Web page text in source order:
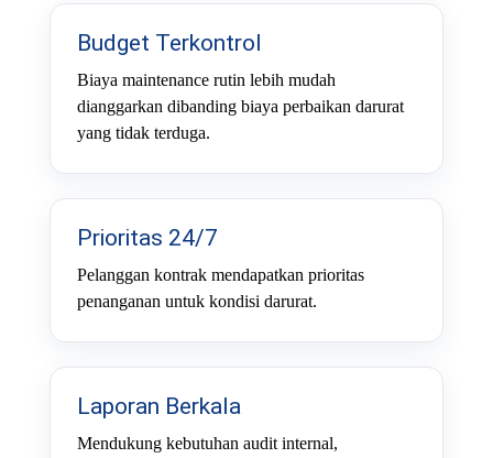
Budget Terkontrol
Biaya maintenance rutin lebih mudah
dianggarkan dibanding biaya perbaikan darurat
yang tidak terduga.
Prioritas 24/7
Pelanggan kontrak mendapatkan prioritas
penanganan untuk kondisi darurat.
Laporan Berkala
Mendukung kebutuhan audit internal,